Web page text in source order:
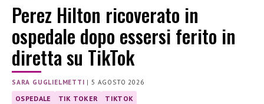
Perez Hilton ricoverato in
ospedale dopo essersi ferito in
diretta su TikTok
SARA GUGLIELMETTI |5 AGOSTO 2026
OSPEDALE TIK TOKER TIKTOK